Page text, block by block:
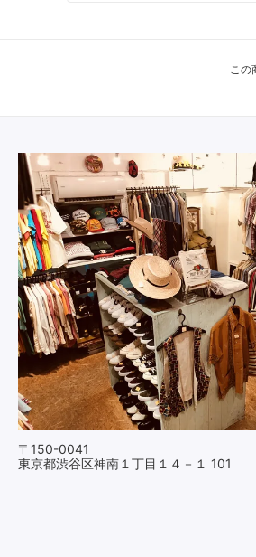
この
〒150-0041
東京都渋谷区神南１丁目１４－１ 101